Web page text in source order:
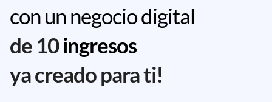
con un negocio digital
de 10ingresos
ya creado para ti!